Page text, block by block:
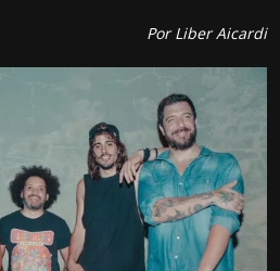
Por Liber Aicardi